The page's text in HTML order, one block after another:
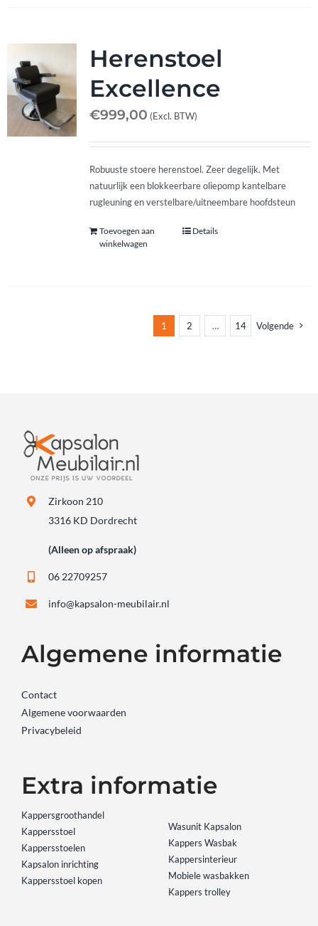
Herenstoel
Excellence
€999,00 (Excl. BTW)
Robuuste stoere herenstoel. Zeer degelijk. Met
natuurlijk een blokkeerbare oliepomp kantelbare
rugleuning en verstelbare/uitneembare hoofdsteun
Toevoegen aan
winkelwagen
Details
1 2 … 14 Volgende
Zirkoon 210
3316 KD Dordrecht
(Alleen op afspraak)
06 22709257
info@kapsalon-meubilair.nl
Algemene informatie
Contact
Algemene voorwaarden
Privacybeleid
Extra informatie
Kappersgroothandel
Kappersstoel
Kappersstoelen
Kapsalon inrichting
Kappersstoel kopen
Wasunit Kapsalon
Kappers Wasbak
Kappersinterieur
Mobiele wasbakken
Kappers trolley